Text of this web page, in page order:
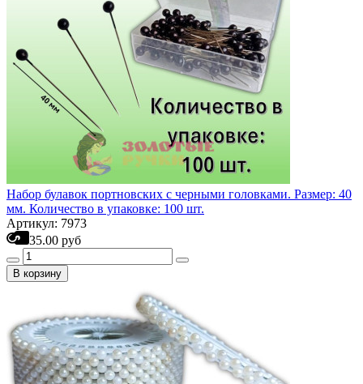
Набор булавок портновских с черными головками. Размер: 40
мм. Количество в упаковке: 100 шт.
Артикул: 7973
35.00 руб
В корзину